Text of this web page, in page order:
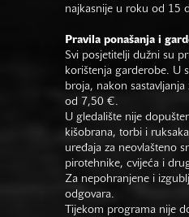
najkasnije u roku od 15
Pravila ponašanja i
Svi posjetitelji dužni su
korištenja garderobe. U
broja, nakon
od 7,50 €.
U gledalište nije
kišobrana, torbi i
uređaja za neovlašteno
pirotehnike, cvijeća i
Za nepohranjene i
odgovara.
Tijekom programa nije